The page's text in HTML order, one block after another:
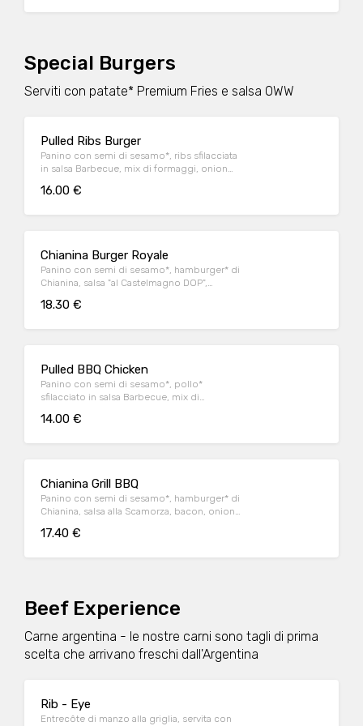
Special Burgers
Serviti con patate* Premium Fries e salsa OWW
Pulled Ribs Burger
Panino con semi di sesamo*, ribs sfilacciata
in salsa Barbecue, mix di formaggi, onion
iceberg
16.00 €
Chianina Burger Royale
Panino con semi di sesamo*, hamburger* di
Chianina, salsa "al Castelmagno DOP",
condito (con salsa alla senape) e insalata
18.30 €
Pulled BBQ Chicken
Panino con semi di sesamo*, pollo*
sfilacciato in salsa Barbecue, mix di
insalata iceberg
14.00 €
Chianina Grill BBQ
Panino con semi di sesamo*, hamburger* di
Chianina, salsa alla Scamorza, bacon, onion
17.40 €
Beef Experience
Carne argentina - le nostre carni sono tagli di prima
scelta che arrivano freschi dall'Argentina
Rib - Eye
Entrecôte di manzo alla griglia, servita con